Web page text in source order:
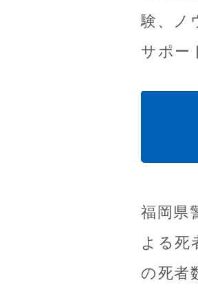
験、ノ
サポー
福岡県
よる死
の死者